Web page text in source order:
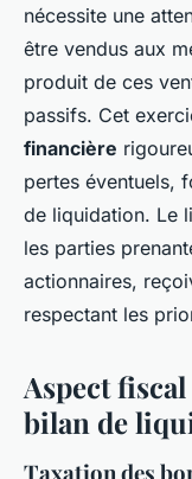
nécessite une
être vendus aux
produit de ces
passifs. Cet
financière
pertes éventuels,
de liquidation. Le
les parties
actionnaires,
respectant les
Aspect
bilan de
Taxation des